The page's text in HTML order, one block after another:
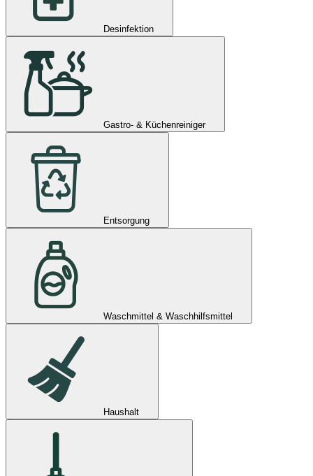
Desinfektion
Gastro- & Küchenreiniger
Entsorgung
Waschmittel & Waschhilfsmittel
Haushalt